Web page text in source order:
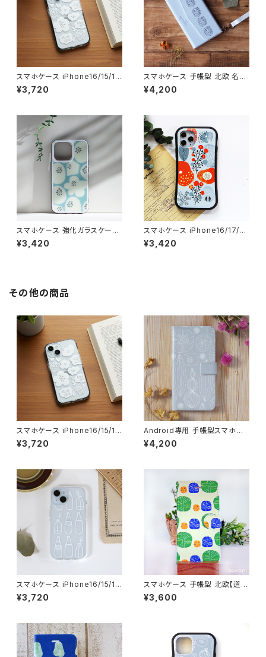
スマホケース iPhone16/15/1
3/SE3 北欧 クッションバンパー
透明 クリアケース 手描き イラ
¥3,720
スマホケース 手帳型 北欧 名入
れ可 三つ折り手帳型スマホケー
ス ほぼ全機種対応 白ストラップ
¥4,200
スマホケース 強化ガラスケース
北欧 花柄 iPhone16/17/15/S
E3 光沢 おしゃれ 耐衝撃 【お花
¥3,420
スマホケース iPhone16/17/1
5/14/SE3 グリップケース 北欧
花柄 耐衝撃 持ちやすい【優しい
¥3,420
その他の商品
スマホケース iPhone16/15/1
3/SE3 北欧 クッションバンパー
透明 クリアケース 手描き イラ
¥3,720
Android専用 手帳型スマホケ
ース 北欧【自然へようこそ】Xpe
ria GALAXY AQUOS Huawe
¥4,200
スマホケース iPhone16/15/1
3/SE3 北欧 クッションバンパー
透明 クリアケース 手描き イラ
¥3,720
スマホケース 手帳型 北欧【道す
じ】 iPhone17/16/15/SE3/An
droid カード収納 スタンド機能
¥3,600